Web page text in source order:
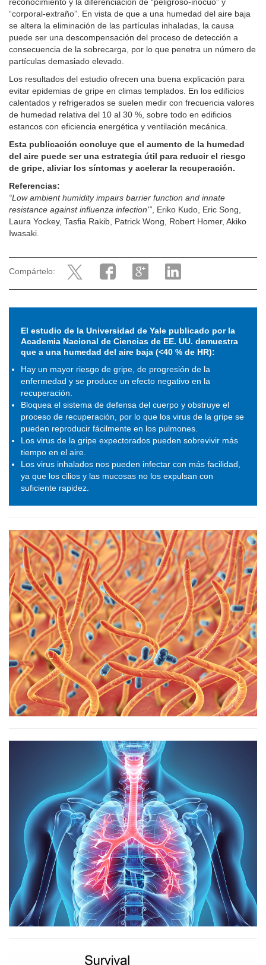
“corporal-extraño”. En vista de que a una humedad del aire baja
se altera la eliminación de las partículas inhaladas, la causa
puede ser una descompensación del proceso de detección a
consecuencia de la sobrecarga, por lo que penetra un número de
partículas demasiado elevado.
Los resultados del estudio ofrecen una buena explicación para
evitar epidemias de gripe en climas templados. En los edificios
calentados y refrigerados se suelen medir con frecuencia valores
de humedad relativa del 10 al 30 %, sobre todo en edificios
estancos con eficiencia energética y ventilación mecánica.
Esta publicación concluye que el aumento de la humedad
del aire puede ser una estrategia útil para reducir el riesgo
de gripe, aliviar los síntomas y acelerar la recuperación.
Referencias:
“Low ambient humidity impairs barrier function and innate
resistance against influenza infection'” , Eriko Kudo, Eric Song,
Laura Yockey, Tasfia Rakib, Patrick Wong, Robert Homer, Akiko
Iwasaki.
Compártelo:
El estudio de la Universidad de Yale publicado por la
Academia Nacional de Ciencias de EE. UU. demuestra
que a una humedad del aire baja (<40 % de HR):
Hay un mayor riesgo de gripe, de progresión de la
enfermedad y se produce un efecto negativo en la
recuperación.
Bloquea el sistema de defensa del cuerpo y obstruye el
proceso de recuperación, por lo que los virus de la gripe se
pueden reproducir fácilmente en los pulmones.
Los virus de la gripe expectorados pueden sobrevivir más
tiempo en el aire.
Los virus inhalados nos pueden infectar con más facilidad,
ya que los cilios y las mucosas no los expulsan con
suficiente rapidez.